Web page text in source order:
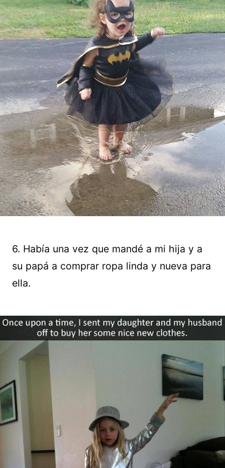
6. Había una vez que mandé a mi hija y a
su papá a comprar ropa linda y nueva para
ella.